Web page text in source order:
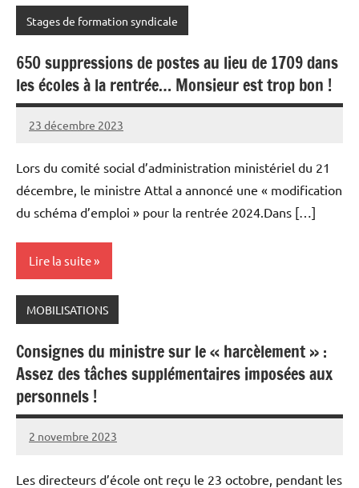
Stages de formation syndicale
650 suppressions de postes au lieu de 1709 dans
les écoles à la rentrée… Monsieur est trop bon !
23 décembre 2023
Snudifo44
Lors du comité social d’administration ministériel du 21
décembre, le ministre Attal a annoncé une « modification
du schéma d’emploi » pour la rentrée 2024.Dans […]
Lire la suite
MOBILISATIONS
Consignes du ministre sur le « harcèlement » :
Assez des tâches supplémentaires imposées aux
personnels !
2 novembre 2023
Snudifo44
Les directeurs d’école ont reçu le 23 octobre, pendant les